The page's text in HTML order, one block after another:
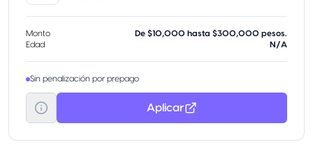
Monto
De $10,000 hasta $300,000 pesos.
Edad
N/A
Sin penalización por prepago
Aplicar